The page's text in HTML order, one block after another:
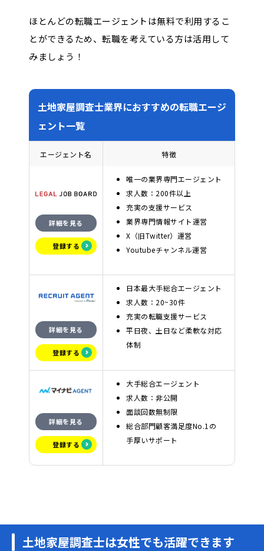
ほとんどの転職エージェントは無料で利用するこ
とができるため、転職を考えている方は活用して
みましょう！
土地家屋調査士業界におすすめの転職エージ
ェント一覧
エージェント名 特徴
詳細を見る
登録する
唯一の業界専門エージェント
求人数：200件以上
充実の支援サービス
業界専門情報サイト運営
X（旧Twitter）運営
Youtubeチャンネル運営
詳細を見る
登録する
日本最大手総合エージェント
求人数：20~30件
充実の転職支援サービス
平日夜、土日など柔軟な対応
体制
詳細を見る
登録する
大手総合エージェント
求人数：非公開
面談回数無制限
総合部門顧客満足度No.1の
手厚いサポート
土地家屋調査士は女性でも活躍できます